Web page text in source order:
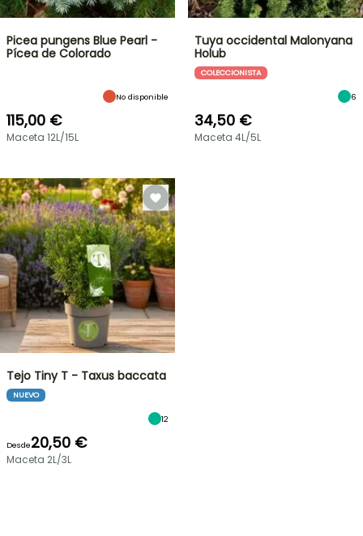
Picea pungens Blue Pearl -
Pícea de Colorado
No disponible
115,00 €
Maceta 12L/15L
Tuya occidental Malonyana
Holub
COLECCIONISTA
6
34,50 €
Maceta 4L/5L
Tejo Tiny T - Taxus baccata
NUEVO
12
Desde20,50 €
Maceta 2L/3L